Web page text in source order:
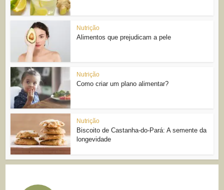
Nutrição
Alimentos que prejudicam a pele
Nutrição
Como criar um plano alimentar?
Nutrição
Biscoito de Castanha-do-Pará: A semente da
longevidade